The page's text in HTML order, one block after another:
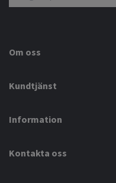
Om oss
Kundtjänst
Information
Kontakta oss